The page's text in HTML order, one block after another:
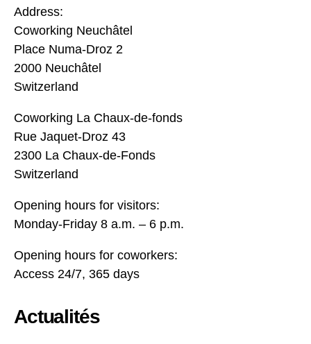
Address:
Coworking Neuchâtel
Place Numa-Droz 2
2000 Neuchâtel
Switzerland
Coworking La Chaux-de-fonds
Rue Jaquet-Droz 43
2300 La Chaux-de-Fonds
Switzerland
Opening hours for visitors:
Monday-Friday 8 a.m. – 6 p.m.
Opening hours for coworkers:
Access 24/7, 365 days
Actualités